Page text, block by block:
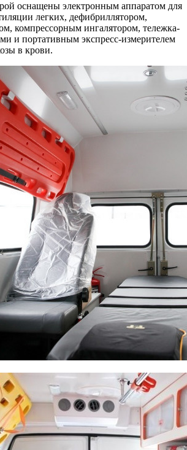
оснащены электронным аппаратом для
легких, дефибриллятором,
компрессорным ингалятором, тележка-
и портативным экспресс-измерителем
в крови.